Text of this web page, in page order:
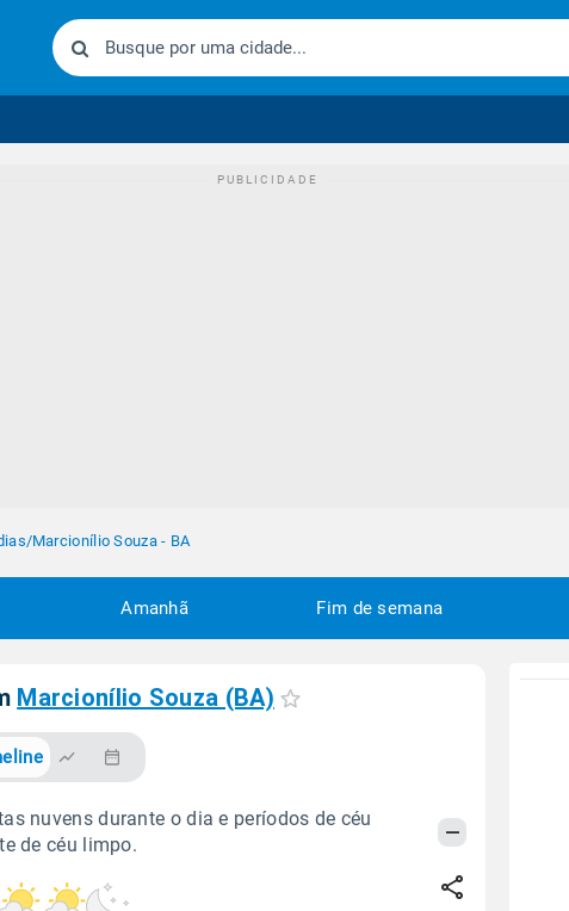
/Marcionílio Souza - BA
Amanhã Fim de semana
Marcionílio Souza (BA)
nuvens durante o dia e períodos de céu
de céu limpo.